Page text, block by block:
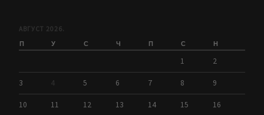
АВГУСТ 2026.
П У С Ч П С Н
1 2
3 4 5 6 7 8 9
10 11 12 13 14 15 16